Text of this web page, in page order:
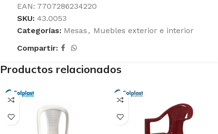
EAN: 7707286234220
SKU: 43.0053
Categorías: Mesas , Muebles exterior e interior
Compartir:
Productos relacionados